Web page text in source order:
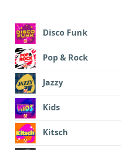
Disco Funk
Pop & Rock
Jazzy
Kids
Kitsch